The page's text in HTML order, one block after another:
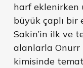
harf
büyük çaplı bir
Sakin’in ilk ve
alanlarla Onurr
kimisinde